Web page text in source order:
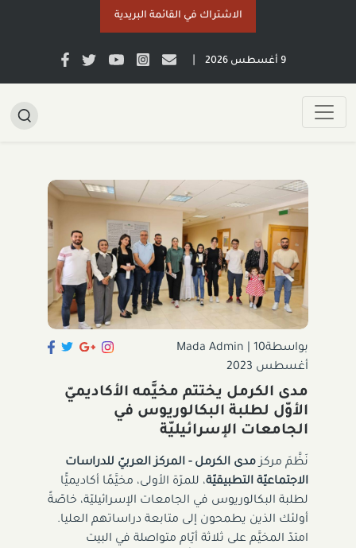
الاشتراك في القائمة البريدية
9 أغسطس 2026
بواسطةMada Admin10
أغسطس 2023
مدى الكرمل يختتم مخيَّمه الأكاديميّ
الأوّل لطلبة البكالوريوس في
الجامعات الإسرائيليّة
نَظَّمَ مركزمدى الكرمل - المركز العربيّ للدراسات
الاجتماعيّة التطبيقيّة، للمرّة الأولى، مخيَّمًا أكاديميًّا
لطلبة البكالوريوس في الجامعات الإسرائيليّة، خاصّةً
أولئك الذين يطمحون إلى متابعة دراساتهم العليا.
امتدّ المخيَّم على ثلاثة أيّام متواصلة في البيت